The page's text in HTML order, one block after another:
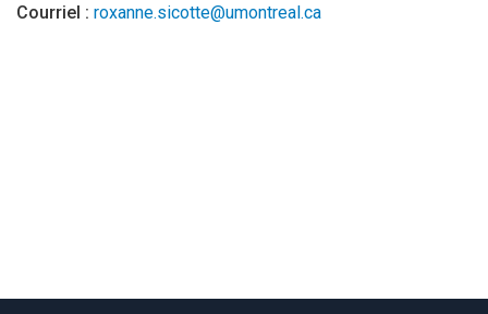
Courriel : roxanne.sicotte@umontreal.ca